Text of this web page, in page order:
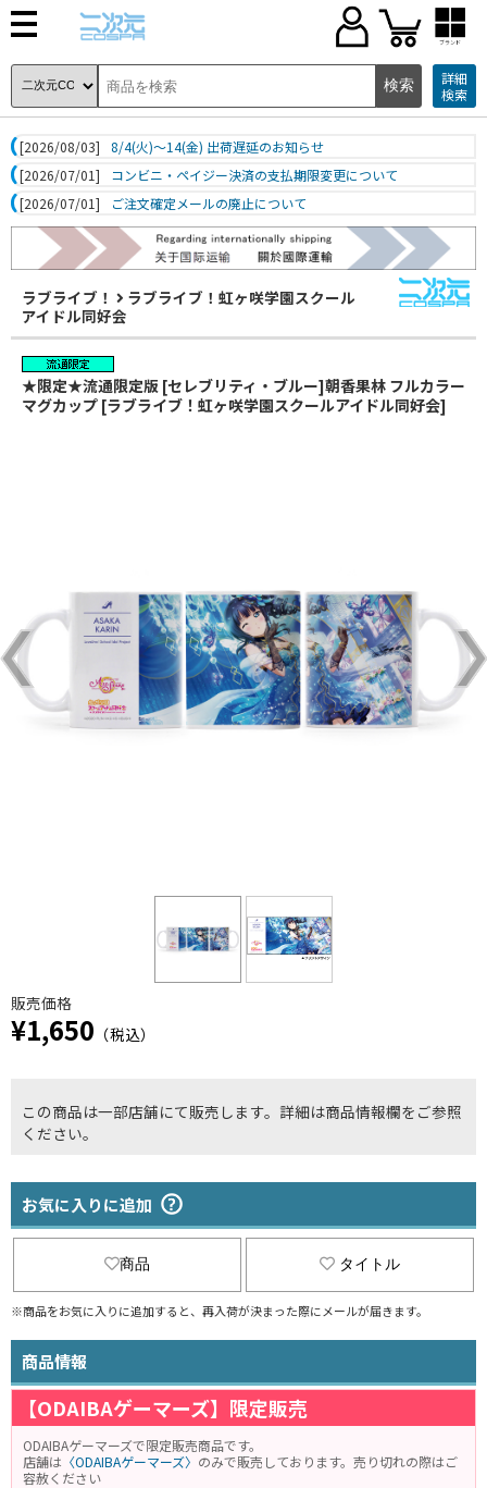
ブランド
詳細
検索
[2026/08/03]
8/4(火)～14(金) 出荷遅延のお知らせ
[2026/07/01]
コンビニ・ペイジー決済の支払期限変更について
[2026/07/01]
ご注文確定メールの廃止について
ラブライブ！
ラブライブ！虹ヶ咲学園スクール
アイドル同好会
★限定★流通限定版 [セレブリティ・ブルー]朝香果林 フルカラー
マグカップ [ラブライブ！虹ヶ咲学園スクールアイドル同好会]
販売価格
¥1,650 （税込）
この商品は一部店舗にて販売します。詳細は商品情報欄をご参照
ください。
お気に入りに追加
商品 タイトル
※商品をお気に入りに追加すると、再入荷が決まった際にメールが届きます。
商品情報
【ODAIBAゲーマーズ】限定販売
ODAIBAゲーマーズで限定販売商品です。
店舗は 〈ODAIBAゲーマーズ〉 のみで販売しております。売り切れの際はご
容赦ください